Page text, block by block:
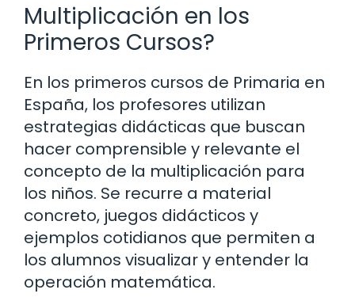
Multiplicación en los
Primeros Cursos?
En los primeros cursos de Primaria en
España, los profesores utilizan
estrategias didácticas que buscan
hacer comprensible y relevante el
concepto de la multiplicación para
los niños. Se recurre a material
concreto, juegos didácticos y
ejemplos cotidianos que permiten a
los alumnos visualizar y entender la
operación matemática.